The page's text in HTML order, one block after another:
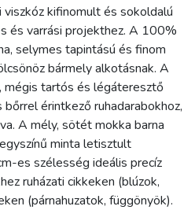
kifinomult és sokoldalú
és varrási projekthez. A 100%
selymes tapintású és finom
bármely alkotásnak. A
mégis tartós és légáteresztő
érintkező ruhadarabokhoz,
A mély, sötét mokka barna
minta letisztult
es szélesség ideális precíz
ruházati cikkeken (blúzok,
(párnahuzatok, függönyök).